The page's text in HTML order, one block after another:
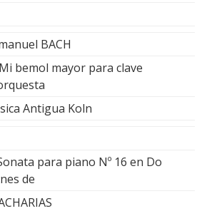
BACH
bemol mayor para clave
Antigua Koln
para piano Nº 16 en Do
de